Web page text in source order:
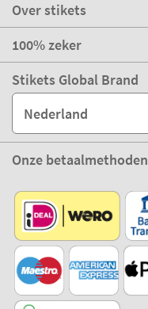
Over stikets
100% zeker
Stikets Global Brand
Nederland
Onze betaalmethoden